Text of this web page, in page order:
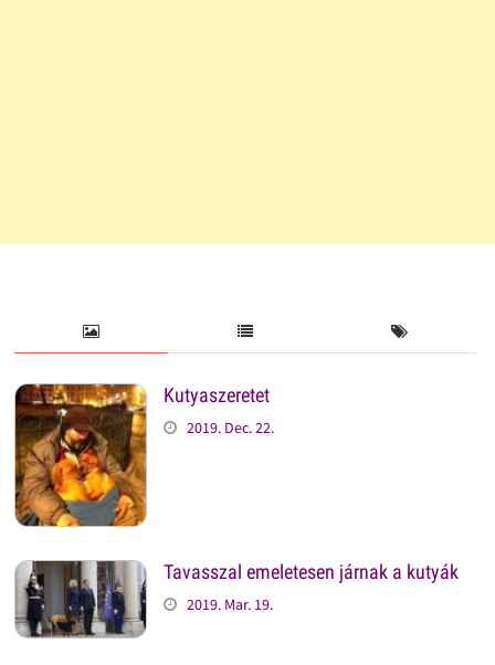
Kutyaszeretet
2019. Dec. 22.
Tavasszal emeletesen járnak a kutyák
2019. Mar. 19.